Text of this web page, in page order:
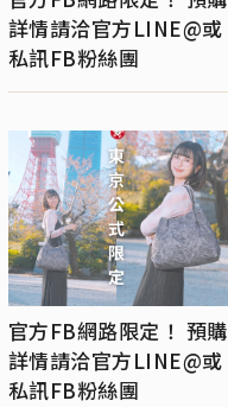
詳情請洽官方LINE@或
私訊FB粉絲團
官方FB網路限定！ 預購
詳情請洽官方LINE@或
私訊FB粉絲團